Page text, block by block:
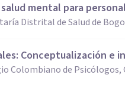
mental para
Distrital de Salud de
Conceptualización e
Colombiano de Psicólogos,